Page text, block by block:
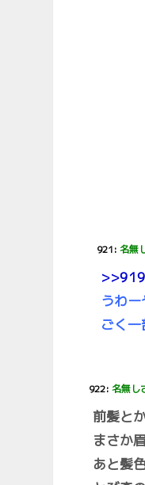
921:名無
>>919
うわ
ごく
922:名無し
前髪と
まさか
あと髪